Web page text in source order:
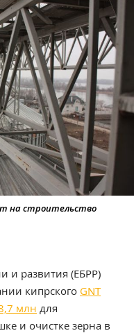
на строительство
и развития (ЕБРР)
кипрского GNT
млн для
и очистке зерна в